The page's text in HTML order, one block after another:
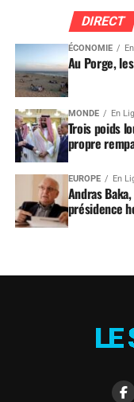
DIRECT
ÉCONOMIE
Au Porge,
MONDE En
Trois poids
propre
EUROPE En
Andras
présidence